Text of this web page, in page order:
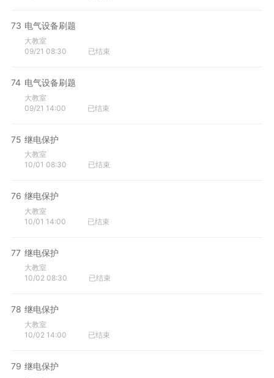
73 电气设备刷题
大教室
09/21 08:30
已结束
74 电气设备刷题
大教室
09/21 14:00
已结束
75 继电保护
大教室
10/01 08:30
已结束
76 继电保护
大教室
10/01 14:00
已结束
77 继电保护
大教室
10/02 08:30
已结束
78 继电保护
大教室
10/02 14:00
已结束
79 继电保护